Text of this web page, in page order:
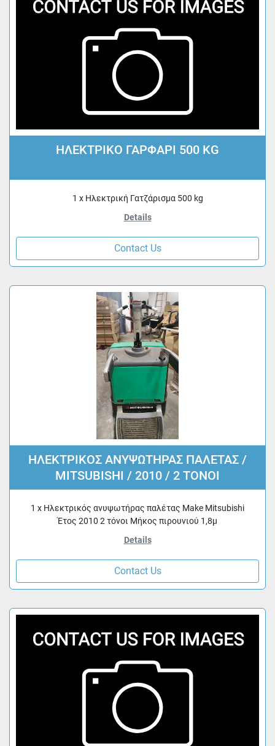
ΗΛΕΚΤΡΙΚΟ ΓΑΡΦΑΡΙ 500 KG
1 x Ηλεκτρική Γατζάρισμα 500 kg
Details
Contact Us
ΗΛΕΚΤΡΙΚΟΣ ΑΝΥΨΩΤΗΡΑΣ ΠΑΛΕΤΑΣ /
MITSUBISHI / 2010 / 2 ΤΟΝΟΙ
1 x Ηλεκτρικός ανυψωτήρας παλέτας Make Mitsubishi
Έτος 2010 2 τόνοι Μήκος πιρουνιού 1,8μ
Details
Contact Us